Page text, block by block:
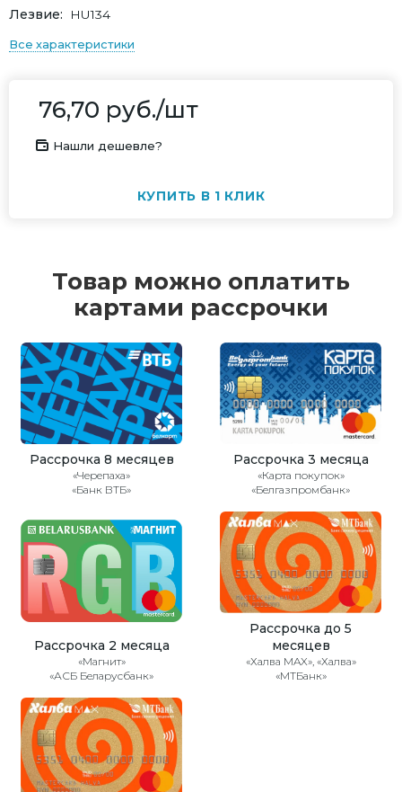
Лезвие
HU134
Все характеристики
76,70 руб./шт
Нашли дешевле?
КУПИТЬ В 1 КЛИК
Товар можно оплатить
картами рассрочки
Рассрочка 8 месяцев
«Черепаха»
«Банк ВТБ»
Рассрочка 3 месяца
«Карта покупок»
«Белгазпромбанк»
Рассрочка 2 месяца
«Магнит»
«АСБ Беларусбанк»
Рассрочка до 5
месяцев
«Халва MAX», «Халва»
«МТБанк»